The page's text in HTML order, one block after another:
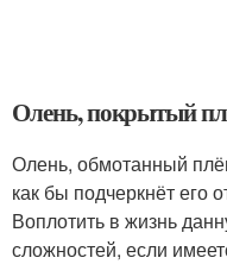
Олень, покрытый
Олень, обмотанный
как бы подчеркнёт его
Воплотить в жизнь
сложностей, если